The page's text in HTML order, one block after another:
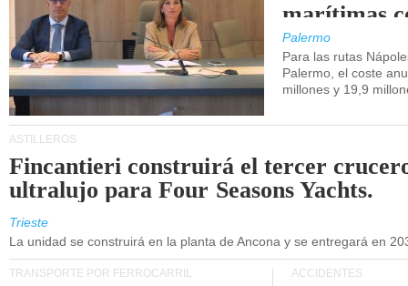
marítimas
de Sicilia.
Palermo
Para las rutas
Palermo, el coste
millones y 19,9
ASTILLEROS
Fincantieri construirá el tercer
ultralujo para Four Seasons Yachts.
Trieste
La unidad se construirá en la planta de Ancona y se entregará en
TRANSPORTE POR FERROCARRIL ACCIDENTES